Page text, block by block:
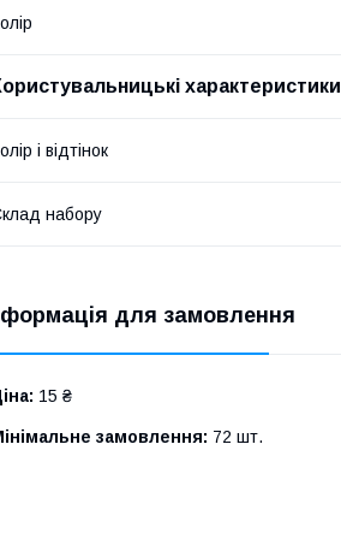
характеристики
і відтінок
набору
для замовлення
15 ₴
замовлення: 72 шт.